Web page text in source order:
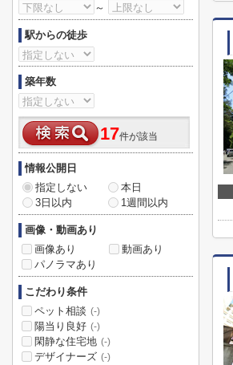
～
駅からの徒歩
築年数
17件が該当
情報公開日
指定しない
本日
3日以内
1週間以内
画像・動画あり
画像あり
動画あり
パノラマあり
こだわり条件
ペット相談 (-)
陽当り良好 (-)
閑静な住宅地 (-)
デザイナーズ (-)